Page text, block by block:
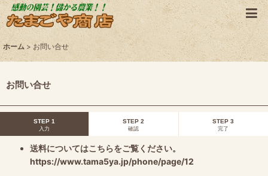
ホーム > お問い合せ
お問い合せ
STEP 1
入力
STEP 2
確認
STEP 3
完了
送料についてはこちらをご覧ください。
https://www.tama5ya.jp/phone/page/12